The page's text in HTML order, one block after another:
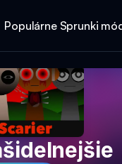
Populárne Sprunki